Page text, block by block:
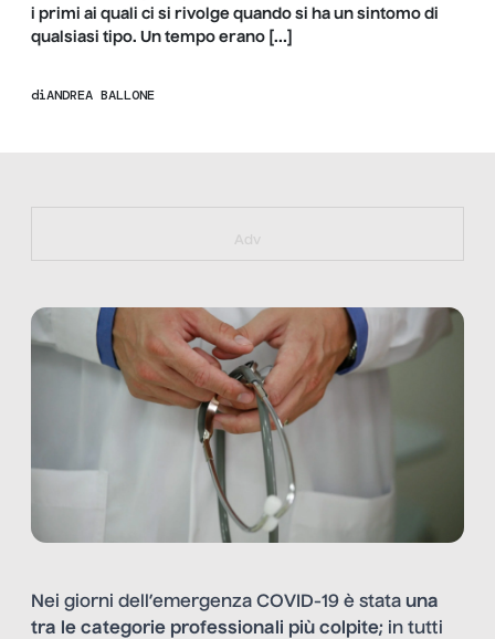
i primi ai quali ci si rivolge quando si ha un sintomo di
qualsiasi tipo. Un tempo erano […]
diANDREA BALLONE
https://bit.ly/muster_aggiornamento
Adv
Nei giorni dell’emergenza COVID-19 è stata una
tra le categorie professionali più colpite; in tutti